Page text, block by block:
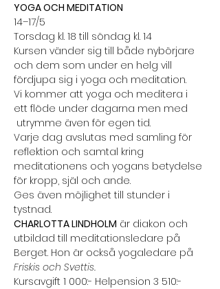
YOGA OCH MEDITATION
14–17/5
Torsdag kl. 18 till söndag kl. 14
Kursen vänder sig till både nybörjare
och dem som under en helg vill
fördjupa sig i yoga och meditation.
Vi kommer att yoga och meditera i
ett flöde under dagarna men med
utrymme även för egen tid.
Varje dag avslutas med samling för
reflektion och samtal kring
meditationens och yogans betydelse
för kropp, själ och ande.
Ges även möjlighet till stunder i
tystnad.
CHARLOTTA LINDHOLM är diakon och
utbildad till meditationsledare på
Berget. Hon är också yogaledare på
Friskis och Svettis.
Kursavgift 1 000:- Helpension 3 510:-